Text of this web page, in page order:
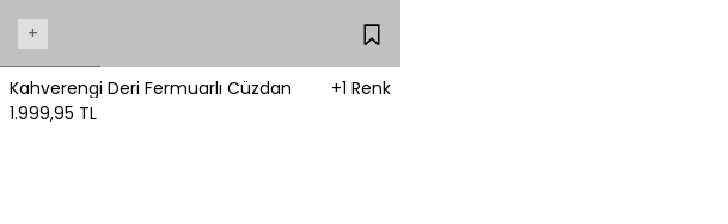
+
Kahverengi Deri Fermuarlı Cüzdan
+1 Renk
1.999,95 TL